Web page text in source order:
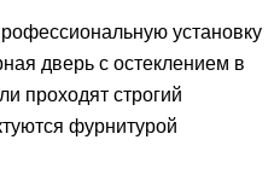
установку
дверь с остеклением в
проходят строгий
фурнитурой